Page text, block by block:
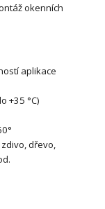
okenních
aplikace
+35 °C)
dřevo,